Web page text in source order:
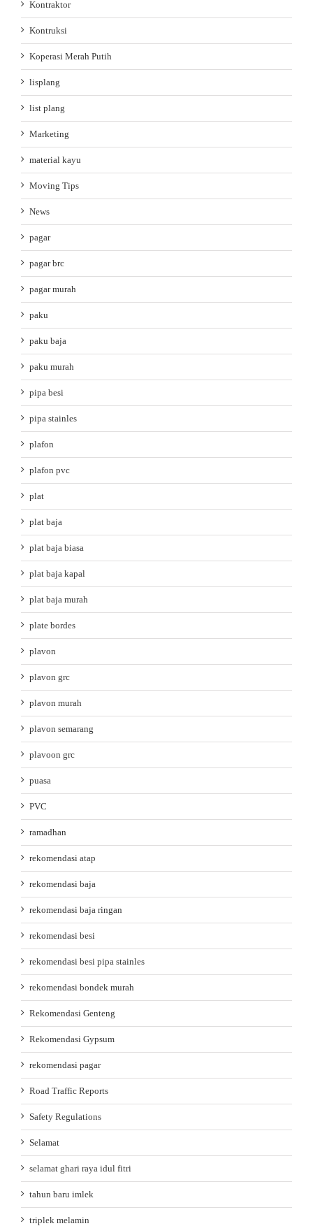
Kontraktor
Kontruksi
Koperasi Merah Putih
lisplang
list plang
Marketing
material kayu
Moving Tips
News
pagar
pagar brc
pagar murah
paku
paku baja
paku murah
pipa besi
pipa stainles
plafon
plafon pvc
plat
plat baja
plat baja biasa
plat baja kapal
plat baja murah
plate bordes
plavon
plavon grc
plavon murah
plavon semarang
plavoon grc
puasa
PVC
ramadhan
rekomendasi atap
rekomendasi baja
rekomendasi baja ringan
rekomendasi besi
rekomendasi besi pipa stainles
rekomendasi bondek murah
Rekomendasi Genteng
Rekomendasi Gypsum
rekomendasi pagar
Road Traffic Reports
Safety Regulations
Selamat
selamat ghari raya idul fitri
tahun baru imlek
triplek melamin